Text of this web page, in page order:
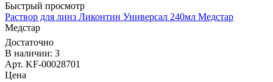
Быстрый просмотр
Раствор для линз Ликонтин Универсал 240мл Медстар
Медстар
Достаточно
В наличии: 3
Арт. KF-00028701
Цена